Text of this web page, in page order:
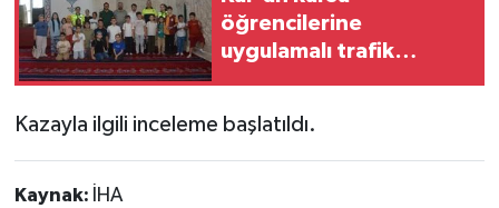
öğrencilerine
uygulamalı trafik
Kazayla ilgili inceleme başlatıldı.
Kaynak: İHA